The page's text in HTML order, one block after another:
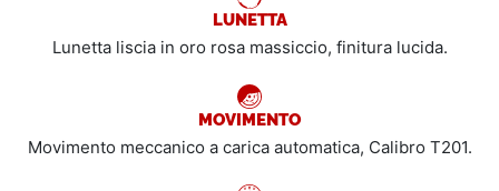
LUNETTA
Lunetta liscia in oro rosa massiccio, finitura lucida.
MOVIMENTO
Movimento meccanico a carica automatica, Calibro T201.